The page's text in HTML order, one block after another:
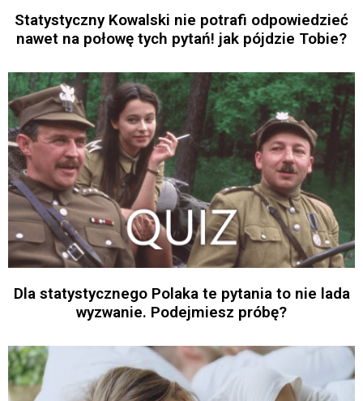
Statystyczny Kowalski nie potrafi odpowiedzieć
nawet na połowę tych pytań! jak pójdzie Tobie?
Dla statystycznego Polaka te pytania to nie lada
wyzwanie. Podejmiesz próbę?